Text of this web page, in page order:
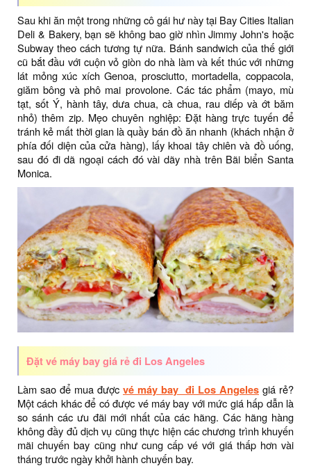
Sau khi ăn một trong những cô gái hư này tại Bay Cities Italian
Deli & Bakery, bạn sẽ không bao giờ nhìn Jimmy John's hoặc
Subway theo cách tương tự nữa. Bánh sandwich của thế giới
cũ bắt đầu với cuộn vỏ giòn do nhà làm và kết thúc với những
lát mỏng xúc xích Genoa, prosciutto, mortadella, coppacola,
giăm bông và phô mai provolone. Các tác phẩm (mayo, mù
tạt, sốt Ý, hành tây, dưa chua, cà chua, rau diếp và ớt băm
nhỏ) thêm zip. Mẹo chuyên nghiệp: Đặt hàng trực tuyến để
tránh kẻ mất thời gian là quầy bán đồ ăn nhanh (khách nhận ở
phía đối diện của cửa hàng), lấy khoai tây chiên và đồ uống,
sau đó đi dã ngoại cách đó vài dãy nhà trên Bãi biển Santa
Monica.
Đặt vé máy bay giá rẻ đi Los Angeles
Làm sao để mua được vé máy bay đi Los Angeles giá rẻ?
Một cách khác để có được vé máy bay với mức giá hấp dẫn là
so sánh các ưu đãi mới nhất của các hãng. Các hãng hàng
không đầy đủ dịch vụ cũng thực hiện các chương trình khuyến
mãi chuyến bay cũng như cung cấp vé với giá thấp hơn vài
tháng trước ngày khởi hành chuyến bay.